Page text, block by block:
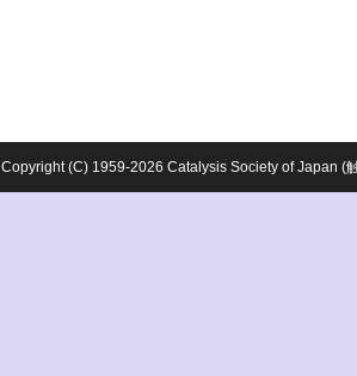
Copyright (C) 1959-2026 Catalysis Society of Japan (